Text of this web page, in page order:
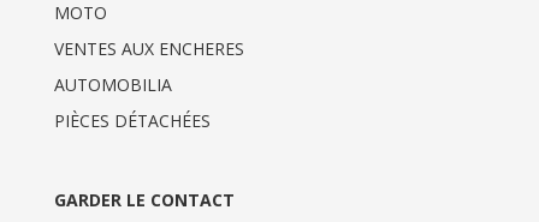
MOTO
VENTES AUX ENCHERES
AUTOMOBILIA
PIÈCES DÉTACHÉES
GARDER LE CONTACT